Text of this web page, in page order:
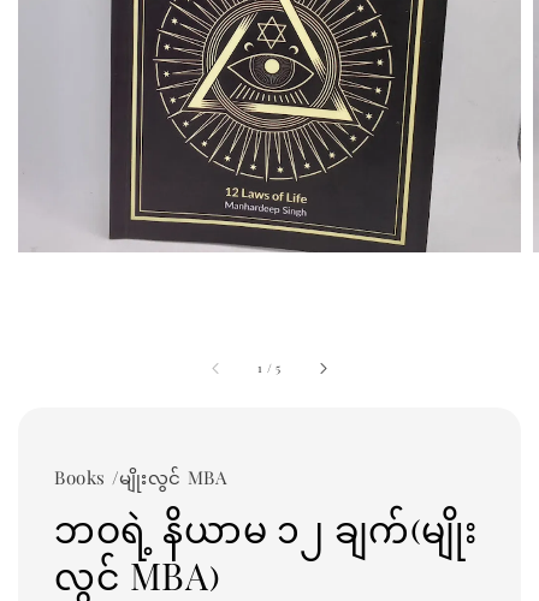
1 /5
Books /မျိုးလွင် MBA
ဘဝရဲ့ နိယာမ ၁၂ ချက်(မျိုး
လွင် MBA)